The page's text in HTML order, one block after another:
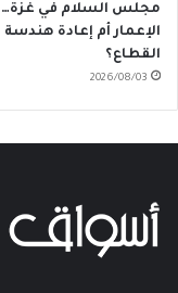
مجلس السلام في غزة…
الإعمار أم إعادة هندسة
القطاع؟
2026/08/03